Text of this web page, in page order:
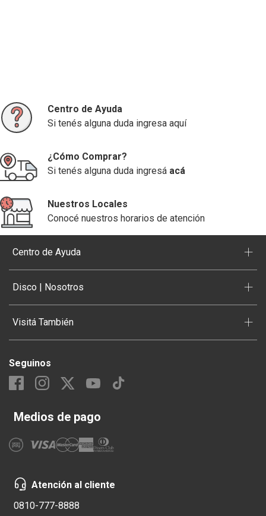
Centro de Ayuda
Si tenés alguna duda ingresa aquí
¿Cómo Comprar?
Si tenés alguna duda ingresá acá
Nuestros Locales
Conocé nuestros horarios de atención
Centro de Ayuda +
Disco | Nosotros +
Visitá También +
Seguinos
Medios de pago
Atención al cliente
0810-777-8888